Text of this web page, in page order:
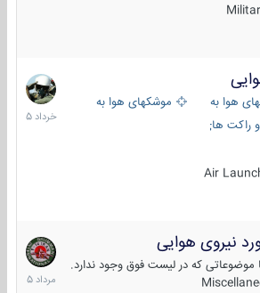
به هوا
موشکهای هوا به سطح
های هوایی
Air
30
خرداد
1405
نیروی هوایی
که در لیست فوق وجود ندارد.
7
مرداد
1405